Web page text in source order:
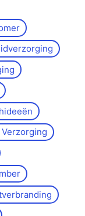
Verzorging